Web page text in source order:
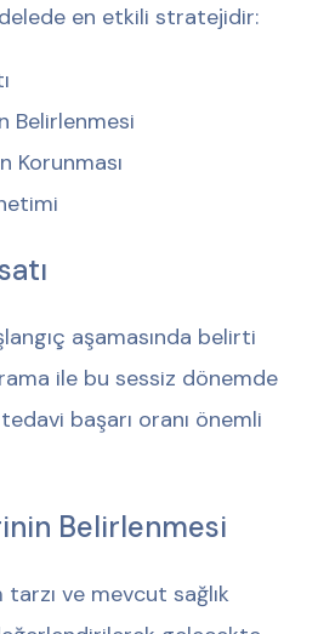
en etkili stratejidir:
Belirlenmesi
Korunması
aşamasında belirti
ile bu sessiz dönemde
başarı oranı önemli
Belirlenmesi
ve mevcut sağlık